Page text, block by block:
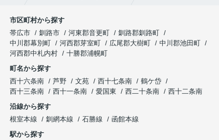
市区町村から探す
帯広市
釧路市 河東郡音更町
釧路郡釧路町
中川郡幕別町
河西郡芽室町 広尾郡大樹町
中川郡池田町
河西郡中札内村
十勝郡浦幌町
町名から探す
西十六条南
芦野 文苑 西十七条南
鶴ケ岱
西十三条南
西十一条南 愛国東 西二十条南
西十二条南
沿線から探す
根室本線
釧網本線 石勝線
函館本線
駅から探す